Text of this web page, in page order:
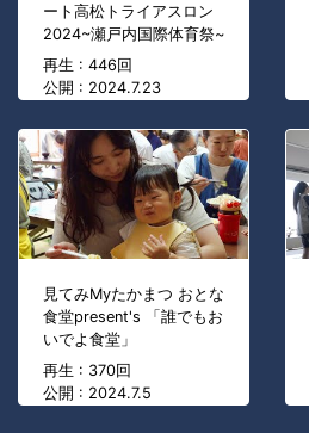
ート高松トライアスロン
2024~瀬戸内国際体育祭~
再生 : 446回
公開 : 2024.7.23
見てみMyたかまつ おとな
食堂present's 「誰でもお
いでよ食堂」
再生 : 370回
公開 : 2024.7.5